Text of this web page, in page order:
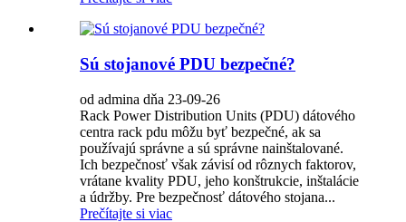
Sú stojanové PDU bezpečné?
od admina dňa 23-09-26
Rack Power Distribution Units (PDU) dátového
centra rack pdu môžu byť bezpečné, ak sa
používajú správne a sú správne nainštalované.
Ich bezpečnosť však závisí od rôznych faktorov,
vrátane kvality PDU, jeho konštrukcie, inštalácie
a údržby. Pre bezpečnosť dátového stojana...
Prečítajte si viac